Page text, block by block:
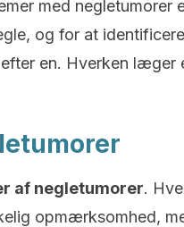
med negletumorer
og for at
en. Hverken læger
af negletumorer.
opmærksomhed,